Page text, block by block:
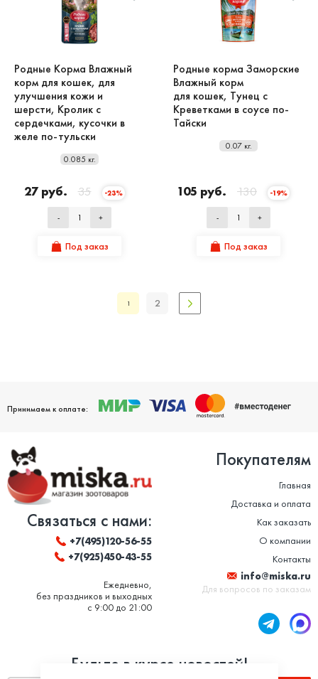
Родные Корма Влажный
корм для кошек, для
улучшения кожи и
шерсти, Кролик с
сердечками, кусочки в
желе по-тульски
0.085 кг.
27 руб. 35 -23%
- +
Под заказ
Родные корма Заморские
Влажный корм
для кошек, Тунец с
Креветками в соусе по-
Тайски
0.07 кг.
105 руб. 130 -19%
- +
Под заказ
1 2
Принимаем к оплате:
Связаться с нами:
+7(495)120-56-55
+7(925)450-43-55
Ежедневно,
без праздников и выходных
с 9:00 до 21:00
Покупателям
Главная
Доставка и оплата
Как заказать
О компании
Контакты
info@miska.ru
Для вопросов по заказам
Будьте в курсе новостей!